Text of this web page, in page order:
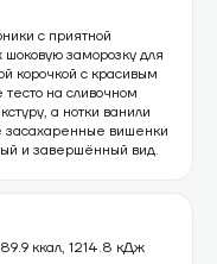
с приятной
заморозку для
корочкой с красивым
на сливочном
а нотки ванили
засахаренные вишенки
и завершённый вид.
ккал, 1214.8 кДж